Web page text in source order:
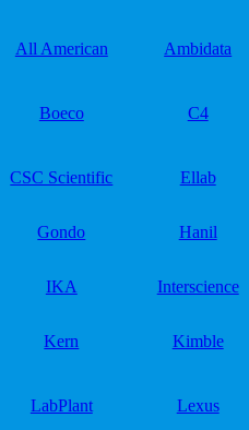
All American Ambidata
Boeco C4
CSC Scientific Ellab
Gondo Hanil
IKA Interscience
Kern Kimble
LabPlant Lexus